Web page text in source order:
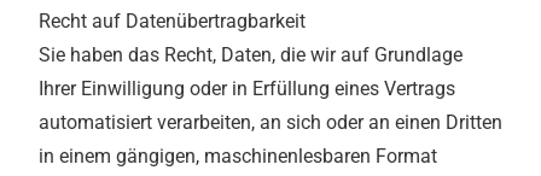
Recht auf Datenübertragbarkeit
Sie haben das Recht, Daten, die wir auf Grundlage
Ihrer Einwilligung oder in Erfüllung eines Vertrags
automatisiert verarbeiten, an sich oder an einen Dritten
in einem gängigen, maschinenlesbaren Format